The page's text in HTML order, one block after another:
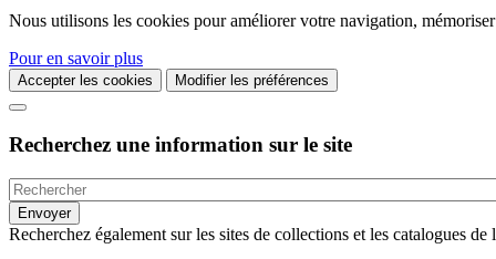
Nous utilisons les cookies pour améliorer votre navigation,
Pour en savoir plus
Accepter les cookies Modifier les préférences
Recherchez une information sur le site
Recherchez également sur les sites de collections et les catalogues